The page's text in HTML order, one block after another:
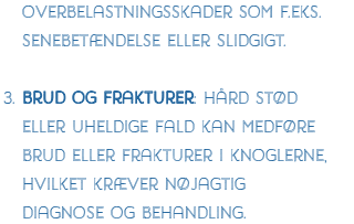
overbelastningsskader som f.eks.
senebetændelse eller slidgigt.
Brud og Frakturer: Hård stød
eller uheldige fald kan medføre
brud eller frakturer i knoglerne,
hvilket kræver nøjagtig
diagnose og behandling.